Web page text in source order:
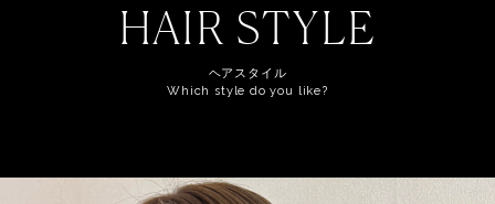
HAIR STYLE
ヘアスタイル
Which style do you like?